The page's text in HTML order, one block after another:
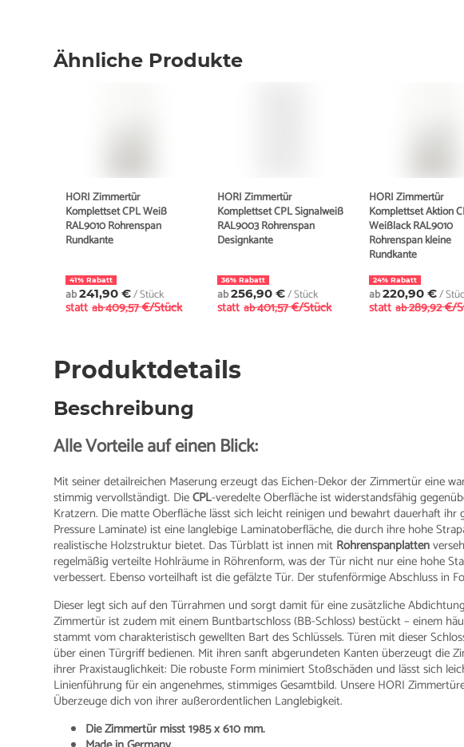
Ähnliche Produkte
HORI Zimmertür
Komplettset CPL Weiß
RAL9010 Röhrenspan
Rundkante
41% Rabatt
ab241,90 €/ Stück
statt ab409,57 €/Stück
HORI Zimmertür
Komplettset CPL Signalweiß
RAL9003 Röhrenspan
Designkante
36% Rabatt
ab256,90 €/ Stück
statt ab401,57 €/Stück
HORI Zimmertür
Komplettset Aktion
Weißlack RAL9010
Röhrenspan kleine
Rundkante
24% Rabatt
ab220,90 €/
statt ab289,92 €/
Produktdetails
Beschreibung
Alle Vorteile auf einen Blick:
Mit seiner detailreichen Maserung erzeugt das Eichen-Dekor der Zimmertür eine
stimmig vervollständigt. DieCPL-veredelte Oberfläche ist widerstandsfähig
Kratzern. Die matte Oberfläche lässt sich leicht reinigen und bewahrt dauerhaft
Pressure Laminate) ist eine langlebige Laminatoberfläche, die durch ihre hohe
realistische Holzstruktur bietet. Das Türblatt ist innen mit Röhrenspanplatten
regelmäßig verteilte Hohlräume in Röhrenform, was der Tür nicht nur eine hohe
verbessert. Ebenso vorteilhaft ist die gefälzte Tür. Der stufenförmige Abschluss in
Dieser legt sich auf den Türrahmen und sorgt damit für eine zusätzliche
Zimmertür ist zudem mit einem Buntbartschloss (BB-Schloss) bestückt – einem
stammt vom charakteristisch gewellten Bart des Schlüssels. Türen mit dieser
über einen Türgriff bedienen. Mit ihren sanft abgerundeten Kanten überzeugt die
ihrer Praxistauglichkeit: Die robuste Form minimiert Stoßschäden und lässt sich
Linienführung für ein angenehmes, stimmiges Gesamtbild. Unsere HORI
Überzeuge dich von ihrer außerordentlichen Langlebigkeit.
Die Zimmertür misst 1985 x 610 mm.